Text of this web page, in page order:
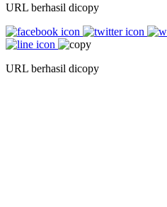
URL berhasil dicopy
URL berhasil dicopy